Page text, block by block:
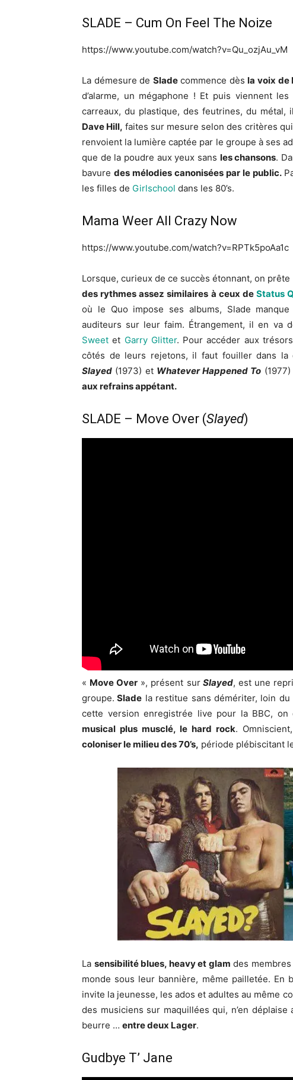
SLADE – Cum On Feel The Noize
https://www.youtube.com/watch?v=Qu_ozjAu_vM
La démesure de Sladecommence dèsla voix de
d’alarme, un mégaphone ! Et puis viennent les
carreaux, du plastique, des feutrines, du métal,
Dave Hill, faites sur mesure selon des critères
renvoient la lumière captée par le groupe à ses
que de la poudre aux yeux sans les chansons.
bavuredes mélodies canonisées par le public.
les filles de Girlschool dans les 80’s.
Mama Weer All Crazy Now
https://www.youtube.com/watch?v=RPTk5poAa1c
Lorsque, curieux de ce succès étonnant, on
des rythmes assez similaires à ceux deStatus
où le Quo impose ses albums, Slade
auditeurs sur leur faim. Étrangement, il en va
Sweet et Garry Glitter. Pour accéder aux
côtés de leurs rejetons, il faut fouiller dans
Slayed (1973) et Whatever Happened To
aux refrains appétant.
SLADE – Move Over (Slayed)
« Move Over », présent surSlayed, est une
groupe. Slade la restitue sans démériter, loin
cette version enregistrée live pour la BBC, on
musical plus musclé, le hard rock.
coloniser le milieu des 70’s, période plébiscitant
La sensibilité blues, heavy et glam des
monde sous leur bannière, même pailletée. En
invite la jeunesse, les ados et adultes au même
des musiciens sur maquillées qui, n’en
beurre … entre deux Lager.
Gudbye T’ Jane